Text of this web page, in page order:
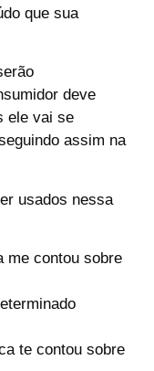
que sua
deve
ele vai se
assim na
usados nessa
me contou sobre
te contou sobre